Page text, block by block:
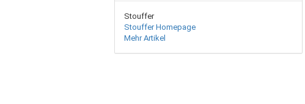
Stouffer
Stouffer Homepage
Mehr Artikel